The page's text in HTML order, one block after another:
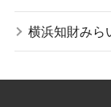
横浜知財みら